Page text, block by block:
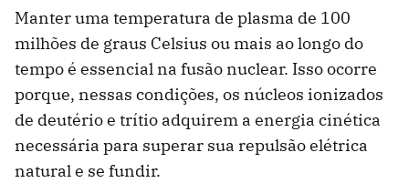
Manter uma temperatura de plasma de 100
milhões de graus Celsius ou mais ao longo do
tempo é essencial na fusão nuclear. Isso ocorre
porque, nessas condições, os núcleos ionizados
de deutério e trítio adquirem a energia cinética
necessária para superar sua repulsão elétrica
natural e se fundir.